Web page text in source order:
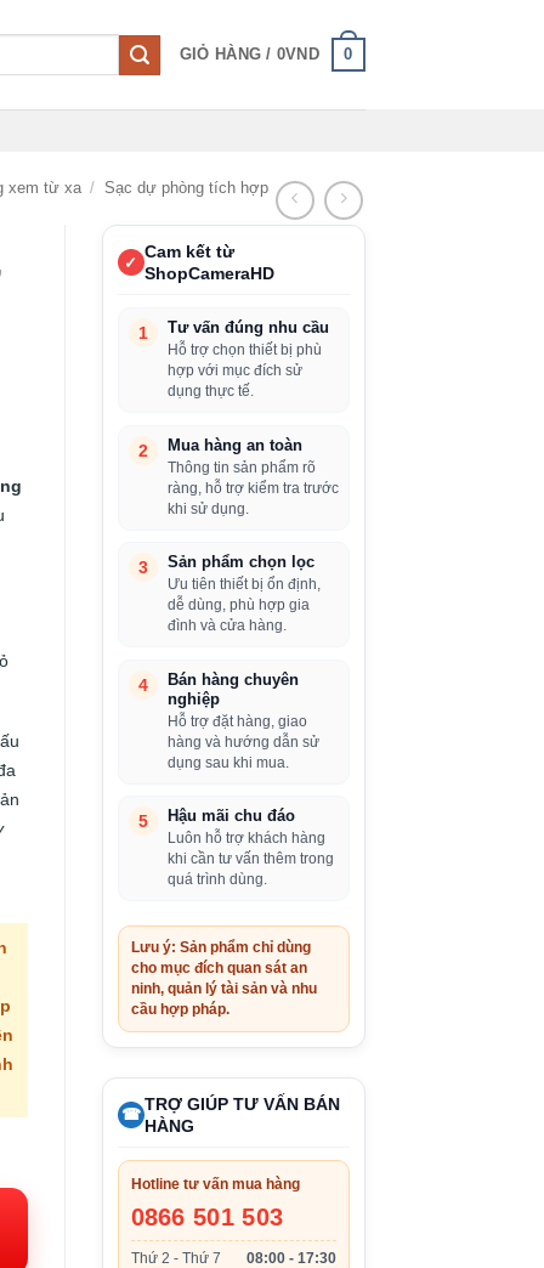
GIỎ HÀNG / 0VND 0
xem từ xa / Sạc dự phòng tích hợp
✓
Cam kết từ
ShopCameraHD
1
Tư vấn đúng nhu cầu
Hỗ trợ chọn thiết bị phù
hợp với mục đích sử
dụng thực tế.
2
Mua hàng an toàn
Thông tin sản phẩm rõ
ràng, hỗ trợ kiểm tra trước
khi sử dụng.
3
Sản phẩm chọn lọc
Ưu tiên thiết bị ổn định,
dễ dùng, phù hợp gia
đình và cửa hàng.
4
Bán hàng chuyên
nghiệp
Hỗ trợ đặt hàng, giao
hàng và hướng dẫn sử
dụng sau khi mua.
5
Hậu mãi chu đáo
Luôn hỗ trợ khách hàng
khi cần tư vấn thêm trong
quá trình dùng.
Lưu ý: Sản phẩm chỉ dùng
cho mục đích quan sát an
ninh, quản lý tài sản và nhu
cầu hợp pháp.
☎
TRỢ GIÚP TƯ VẤN BÁN
HÀNG
Hotline tư vấn mua hàng
0866 501 503
Thứ 2 - Thứ 7 08:00 - 17:30